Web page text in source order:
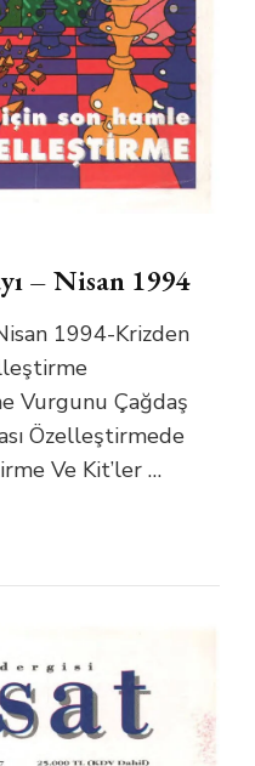
– Nisan 1994
1994-Krizden
Vurgunu Çağdaş
Özelleştirmede
Ve Kit’ler …